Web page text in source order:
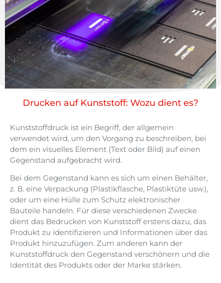
Drucken auf Kunststoff: Wozu dient es?
Kunststoffdruck ist ein Begriff, der allgemein
verwendet wird, um den Vorgang zu beschreiben, bei
dem ein visuelles Element (Text oder Bild) auf einen
Gegenstand aufgebracht wird.
Bei dem Gegenstand kann es sich um einen Behälter,
z. B. eine Verpackung (Plastikflasche, Plastiktüte usw.),
oder um eine Hülle zum Schutz elektronischer
Bauteile handeln. Für diese verschiedenen Zwecke
dient das Bedrucken von Kunststoff erstens dazu, das
Produkt zu identifizieren und Informationen über das
Produkt hinzuzufügen. Zum anderen kann der
Kunststoffdruck den Gegenstand verschönern und die
Identität des Produkts oder der Marke stärken.